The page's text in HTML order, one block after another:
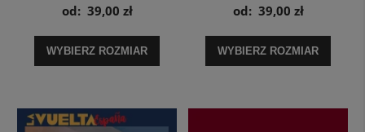
Shoes - plakat
od: 39,00 zł
WYBIERZ ROZMIAR
plakat
od: 39,00 zł
WYBIERZ ROZMIAR